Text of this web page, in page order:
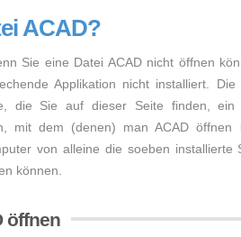
ACAD?
Sie eine Datei ACAD nicht öffnen
Applikation nicht installiert.
die Sie auf dieser Seite finden, ein
mit dem (denen) man ACAD öffnen
von alleine die soeben installierte
können.
öffnen